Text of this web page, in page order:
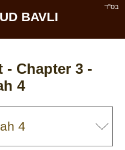
בס''ד
BAVLI
- Chapter 3 -
4